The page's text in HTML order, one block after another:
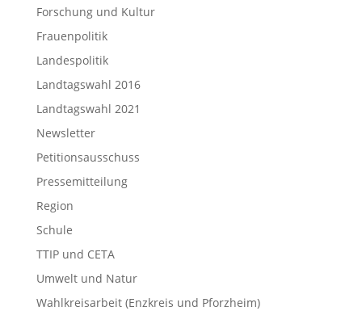
Forschung und Kultur
Frauenpolitik
Landespolitik
Landtagswahl 2016
Landtagswahl 2021
Newsletter
Petitionsausschuss
Pressemitteilung
Region
Schule
TTIP und CETA
Umwelt und Natur
Wahlkreisarbeit (Enzkreis und Pforzheim)